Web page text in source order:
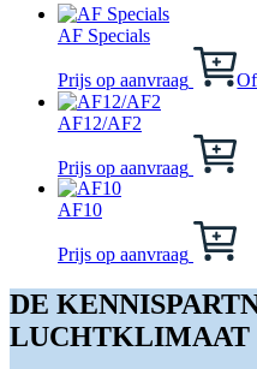
heeft
meerdere
Deze
optie
kan
worden
op
de
productpagina
AF Specials
Prijs op aanvraag
AF12/AF2
Prijs op aanvraag
Dit
AF10
Prijs op aanvraag
Dit
DE
LUCHTKLIMAAT